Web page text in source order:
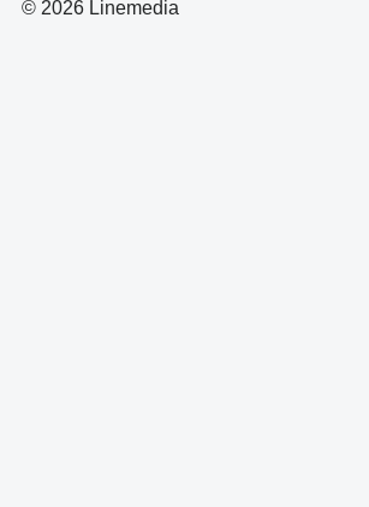
© 2026 Linemedia